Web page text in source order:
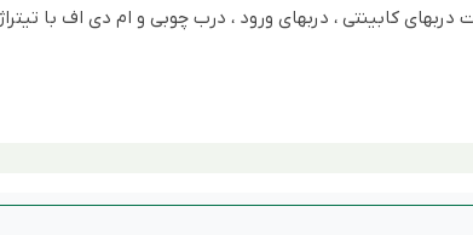
دربهای کابینتی ، دربهای ورود ، درب چوبی و ام دی اف با